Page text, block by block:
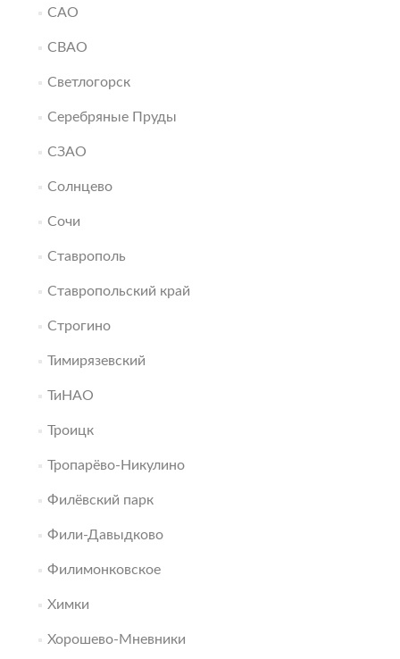
САО
СВАО
Светлогорск
Серебряные Пруды
СЗАО
Солнцево
Сочи
Ставрополь
Ставропольский край
Строгино
Тимирязевский
ТиНАО
Троицк
Тропарёво-Никулино
Филёвский парк
Фили-Давыдково
Филимонковское
Химки
Хорошево-Мневники